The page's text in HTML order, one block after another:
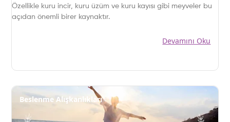
Özellikle kuru incir, kuru üzüm ve kuru kayısı gibi meyveler bu
açıdan önemli birer kaynaktır.
Devamını Oku
Beslenme Alışkanlıkları